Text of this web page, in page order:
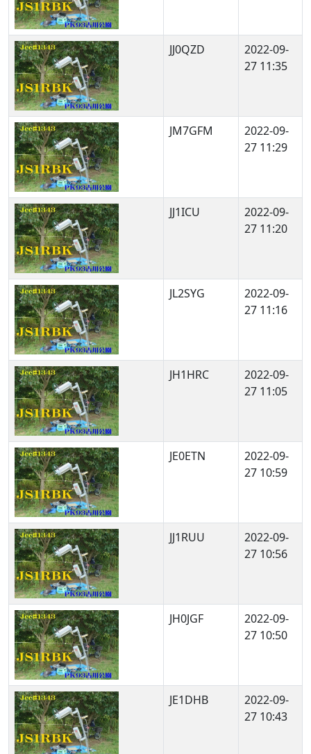
JJ0QZD
2022-09-
27 11:35
JM7GFM
2022-09-
27 11:29
JJ1ICU
2022-09-
27 11:20
JL2SYG
2022-09-
27 11:16
JH1HRC
2022-09-
27 11:05
JE0ETN
2022-09-
27 10:59
JJ1RUU
2022-09-
27 10:56
JH0JGF
2022-09-
27 10:50
JE1DHB
2022-09-
27 10:43